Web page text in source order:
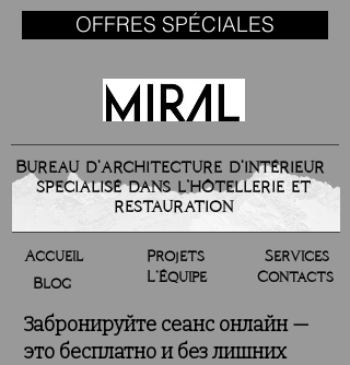
Bureau d'architecture d'intérieur
specialisé dans l’hôtellerie et
restauration
OFFRES SPÉCIALES
Accueil
Blog
Projets
L’Équipe
Services
Contacts
Забронируйте сеанс онлайн —
это бесплатно и без лишних